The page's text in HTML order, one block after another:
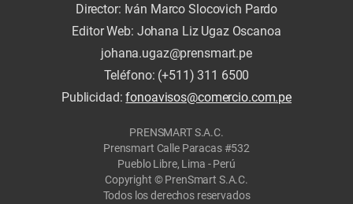
Director: Iván Marco Slocovich Pardo
Editor Web: Johana Liz Ugaz Oscanoa
johana.ugaz@prensmart.pe
Teléfono: (+511) 311 6500
Publicidad:fonoavisos@comercio.com.pe
PRENSMART S.A.C.
Prensmart Calle Paracas #532
Pueblo Libre, Lima - Perú
Copyright © PrenSmart S.A.C.
Todos los derechos reservados